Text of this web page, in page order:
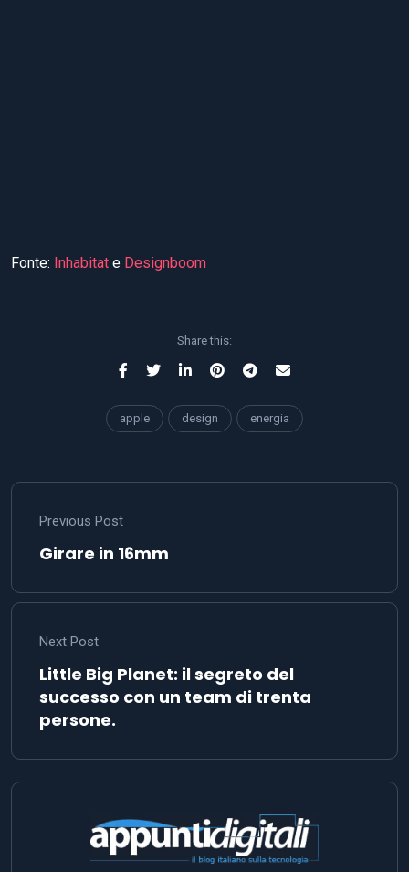
Fonte: Inhabitat e Designboom
Share this:
apple design energia
Previous Post
Girare in 16mm
Next Post
Little Big Planet: il segreto del
successo con un team di trenta
persone.